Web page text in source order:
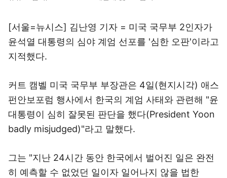
[서울=뉴시스] 김난영 기자 = 미국 국무부 2인자가
윤석열 대통령의 심야 계엄 선포를 '심한 오판'이라고
지적했다.
커트 캠벨 미국 국무부 부장관은 4일(현지시각) 애스
펀안보포럼 행사에서 한국의 계엄 사태와 관련해 "윤
대통령이 심히 잘못된 판단을 했다(President Yoon
badly misjudged)"라고 말했다.
그는 "지난 24시간 동안 한국에서 벌어진 일은 완전
히 예측할 수 없었던 일이자 일어나지 않을 법한